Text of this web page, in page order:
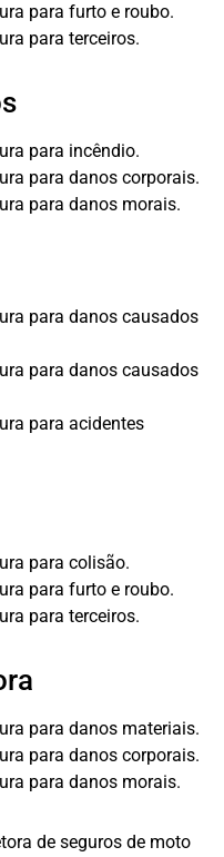
para furto e roubo.
para terceiros.
para incêndio.
para danos corporais.
para danos morais.
para danos causados
para danos causados
para acidentes
para colisão.
para furto e roubo.
para terceiros.
para danos materiais.
para danos corporais.
para danos morais.
de seguros de moto